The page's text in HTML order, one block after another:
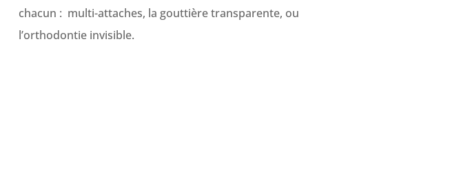
chacun : multi-attaches, la gouttière transparente, ou
l’orthodontie invisible.